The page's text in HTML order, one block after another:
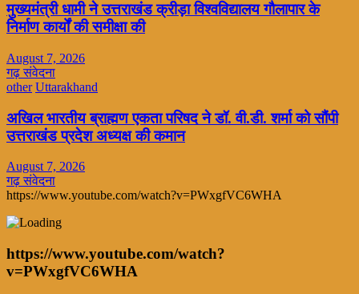
मुख्यमंत्री धामी ने उत्तराखंड क्रीड़ा विश्वविद्यालय गौलापार के
निर्माण कार्यों की समीक्षा की
August 7, 2026
गढ़ संवेदना
other Uttarakhand
अखिल भारतीय ब्राह्मण एकता परिषद ने डॉ. वी.डी. शर्मा को सौंपी
उत्तराखंड प्रदेश अध्यक्ष की कमान
August 7, 2026
गढ़ संवेदना
https://www.youtube.com/watch?v=PWxgfVC6WHA
https://www.youtube.com/watch?
v=PWxgfVC6WHA